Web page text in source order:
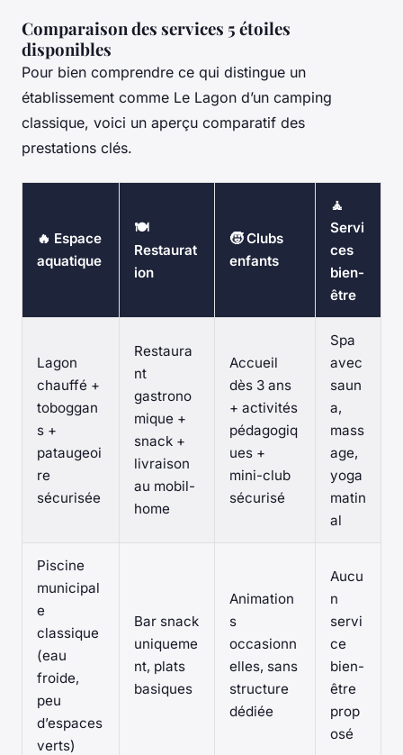
Comparaison des services 5 étoiles
disponibles
Pour bien comprendre ce qui distingue un
établissement comme Le Lagon d’un camping
classique, voici un aperçu comparatif des
prestations clés.
🔥 Espace
aquatique
🍽️
Restaurat
ion
🧒 Clubs
enfants
🧘
Servi
ces
bien-
être
Lagon
chauffé +
toboggan
s +
pataugeoi
re
sécurisée
Restaura
nt
gastrono
mique +
snack +
livraison
au mobil-
home
Accueil
dès 3 ans
+ activités
pédagogiq
ues +
mini-club
sécurisé
Spa
avec
saun
a,
mass
age,
yoga
matin
al
Piscine
municipal
e
classique
(eau
froide,
peu
d’espaces
verts)
Bar snack
uniqueme
nt, plats
basiques
Animation
s
occasionn
elles, sans
structure
dédiée
Aucu
n
servi
ce
bien-
être
prop
osé